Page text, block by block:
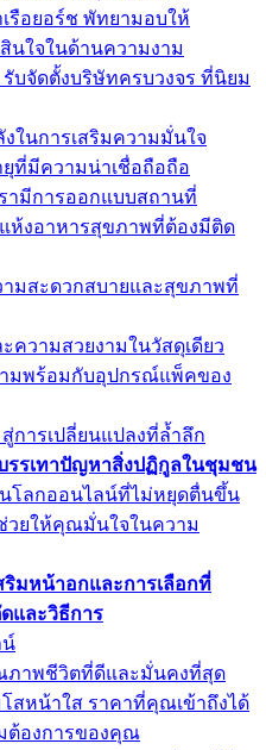
รือยอร์ช พัทยามอบให้
นใจในด้านความงาม
บริษัทครบวงจร ที่นิยม
งในการเสริมความมั่นใจ
ยุที่มีความน่าเชื่อถือถือ
ามีการออกแบบสถานที่
แห้งอาหารสุขภาพที่ต้องมีติด
ามสะดวกสบายและสุขภาพที่
วามสวยงามในวัสดุเดียว
มพร้อมกับอุปกรณ์แพ็คของ
สู่การเปลี่ยนแปลงที่ล้ำลึก
รรเทาปัญหาสิ่งปฏิกูลในชุมชน
นโลกออนไลน์ที่ไม่หยุดตื่นขึ้น
ยให้คุณมั่นใจในความ
มหน้าอกและการเลือกที่
และวิธีการ
น์
ภาพชีวิตที่ดีและมั่นคงที่สุด
โสหน้าใส ราคาที่คุณเข้าถึงได้
ต้องการของคุณ